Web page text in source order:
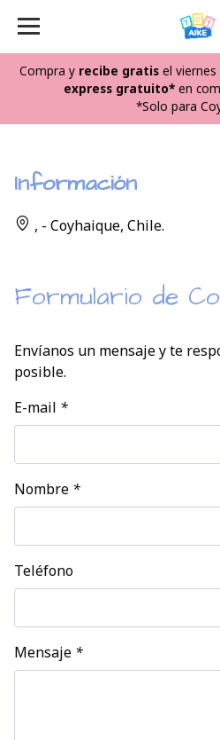
Compra y recibe gratisel viernes
express gratuito* en
*Solo para
Información
, - Coyhaique, Chile.
Formulario de
Envíanos un mensaje y te
posible.
E-mail *
Nombre *
Teléfono
Mensaje *